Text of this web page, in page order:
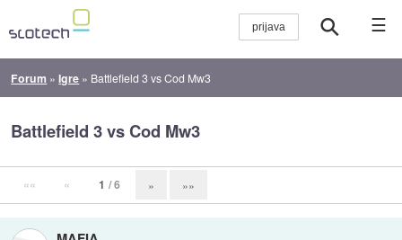
☰
Forum »Igre » Battlefield 3 vs Cod Mw3
Battlefield 3 vs Cod Mw3
«« « 1 / 6 » »»